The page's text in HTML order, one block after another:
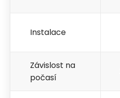
Instalace
Závislost na
počasí